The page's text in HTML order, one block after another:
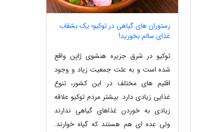
رستوران های گیاهی در توکیو؛ یک بشقاب
غذای سالم بخورید!
توکیو در شرق جزیره هنشوی ژاپن واقع
شده است و به علت جمعیت زیاد و وجود
اقلیم های مختلف در این کشور، تنوع
غذایی زیادی دارد. بیشتر مردم توکیو علاقه
زیادی به خوردن غذاهای گیاهی ندارند
ولی عده ای هم هستند که گیاه خوارند.